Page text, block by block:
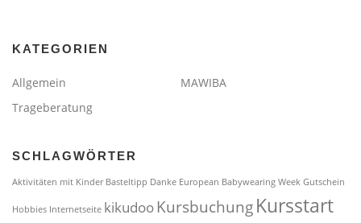
KATEGORIEN
Allgemein
MAWIBA
Trageberatung
SCHLAGWÖRTER
Aktivitäten mit Kinder Basteltipp Danke European Babywearing Week Gutschein
Hobbies Internetseite kikudoo KursbuchungKursstart